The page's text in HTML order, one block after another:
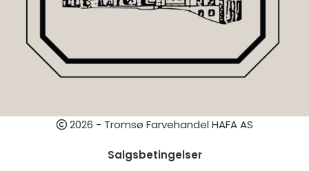
2026 - Tromsø Farvehandel HAFA AS
Salgsbetingelser